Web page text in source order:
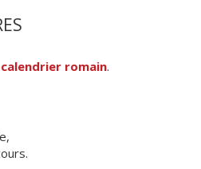
calendrier romain.